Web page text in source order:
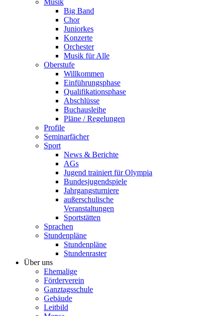
Musik
Big Band
Chor
Juniorkes
Konzerte
Orchester
Musik für Alle
Oberstufe
Willkommen
Einführungsphase
Qualifikationsphase
Abschlüsse
Buchausleihe
Pläne / Regelungen
Profile
Seminarfächer
Sport
News & Berichte
AGs
Jugend trainiert für Olympia
Bundesjugendspiele
Jahrgangsturniere
außerschulische
Veranstaltungen
Sportstätten
Sprachen
Stundenpläne
Stundenpläne
Stundenraster
Über uns
Ehemalige
Förderverein
Ganztagsschule
Gebäude
Leitbild